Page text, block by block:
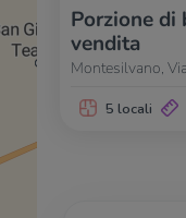
Porzione di
vendita
Montesilvano,
5 locali